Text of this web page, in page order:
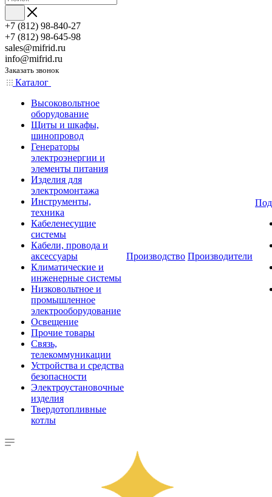
+7 (812) 98-840-27
+7 (812) 98-645-98
sales@mifrid.ru
info@mifrid.ru
Заказать звонок
Каталог
Высоковольтное
оборудование
Щиты и шкафы,
шинопровод
Генераторы
электроэнергии и
элементы питания
Изделия для
электромонтажа
Инструменты,
техника
Кабеленесущие
системы
Кабели, провода и
аксессуары
Климатические и
инженерные системы
Низковольтное и
промышленное
электрооборудование
Освещение
Прочие товары
Связь,
телекоммуникации
Устройства и средства
безопасности
Электроустановочные
изделия
Твердотопливные
котлы
Производство Производители